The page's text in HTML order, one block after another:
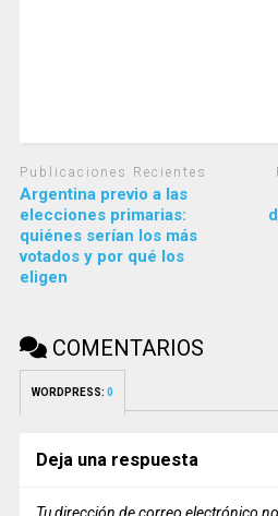
Publicaciones Recientes
Argentina previo a las
elecciones primarias:
quiénes serían los más
votados y por qué los
eligen
COMENTARIOS
WORDPRESS: 0
Deja una respuesta